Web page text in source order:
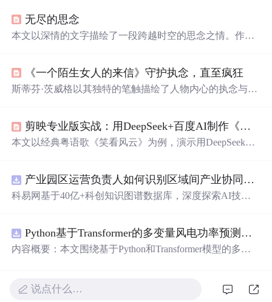
无尽的思念
本文以深情的文字描绘了一段跨越时空的思念之情。作者
为其保留一方净土的情感。
《一个陌生女人的来信》守护执念，直至疯狂
斯蒂芬·茨威格以其独特的笔触描绘了人物内心的执念与疯
得生动细腻，使读者能够深刻体验到人物的情感波动和心
理变化。
剪映专业版实战：用DeepSeek+百度AI制作《笑看风云》经典MV
本文以经典粤语歌《笑看风云》为例，演示用DeepSeek、
单，获得按歌词意境分类的搜索建议：风云天空呼应主
题，大海山水表现开阔，人物背影承载回忆，港风怀旧还
频”。选中音频开启“踩节拍I”生成蓝色节奏点，逐句添加
歌词字幕对齐节拍。框选所有歌词批量设置字体样式与动
画，在视频间隙添加转场并“应用全部
产业园区运营负责人如何识别区域间产业协同机会？.docx
科易网基于40亿+科创知识图谱数据库，深度探索AI技术
新领域的AI+数智化解决方案，推动科技创新与产业创新
智能化发展。
Python基于Transformer的多变量风电功率预测研究
内容概要：本文围绕基于Python和Transformer模型的多变
温度、湿度等多种气象及运行变量作为输入特征，构建高
说点什么…